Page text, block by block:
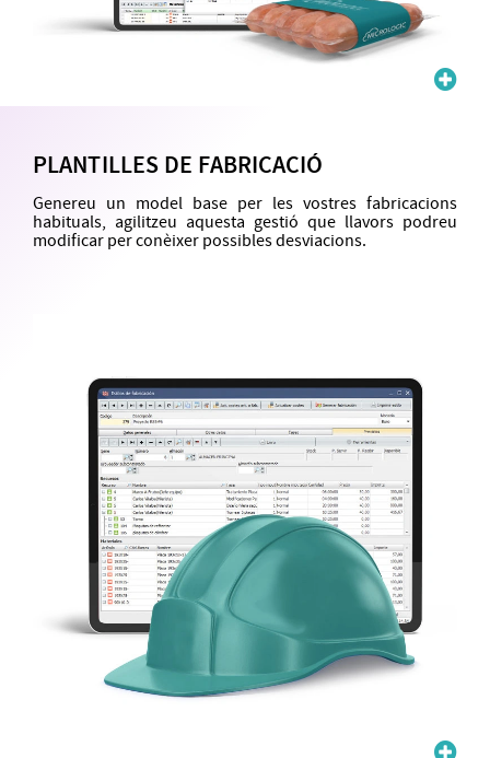
PLANTILLES DE FABRICACIÓ
Genereu un model base per les vostres fabricacions
habituals, agilitzeu aquesta gestió que llavors podreu
modificar per conèixer possibles desviacions.